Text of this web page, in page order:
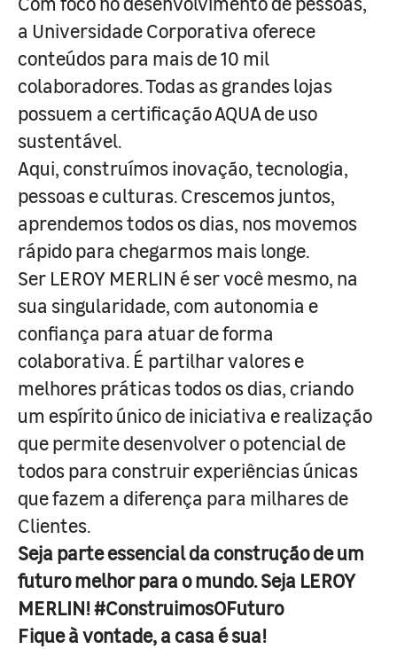
a Universidade Corporativa oferece
conteúdos para mais de 10 mil
colaboradores. Todas as grandes lojas
possuem a certificação AQUA de uso
sustentável.
Aqui, construímos inovação, tecnologia,
pessoas e culturas. Crescemos juntos,
aprendemos todos os dias, nos movemos
rápido para chegarmos mais longe.
Ser LEROY MERLIN é ser você mesmo, na
sua singularidade, com autonomia e
confiança para atuar de forma
colaborativa. É partilhar valores e
melhores práticas todos os dias, criando
um espírito único de iniciativa e realização
que permite desenvolver o potencial de
todos para construir experiências únicas
que fazem a diferença para milhares de
Clientes.
Seja parte essencial da construção de um
futuro melhor para o mundo. Seja LEROY
MERLIN! #ConstruimosOFuturo
Fique à vontade, a casa é sua!